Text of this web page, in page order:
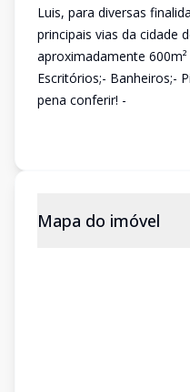
Luis, para diversas
principais vias da cidade
aproximadamente
Escritórios;- Banheiros;-
pena conferir! -
Mapa do imóvel